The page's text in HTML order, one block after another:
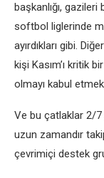
başkanlığı, gazileri
softbol liglerinde
ayırdıkları gibi.
kişi Kasım’ı kritik
olmayı kabul
Ve bu çatlaklar 2/7
uzun zamandır
çevrimiçi destek